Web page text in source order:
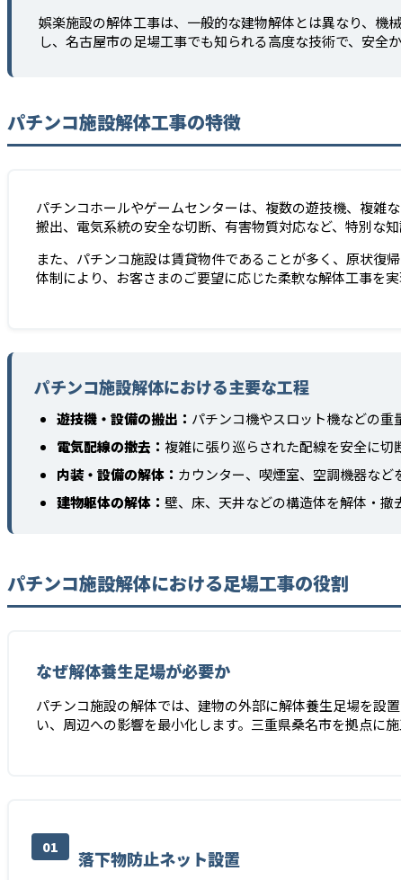
娯楽施設の解体工事は、一般的な建物解体とは異なり、機
し、名古屋市の足場工事でも知られる高度な技術で、安全
パチンコ施設解体工事の特徴
パチンコホールやゲームセンターは、複数の遊技機、複雑
搬出、電気系統の安全な切断、有害物質対応など、特別な知
また、パチンコ施設は賃貸物件であることが多く、原状復
体制により、お客さまのご要望に応じた柔軟な解体工事を実
パチンコ施設解体における主要な工程
遊技機・設備の搬出： パチンコ機やスロット機などの重
電気配線の撤去： 複雑に張り巡らされた配線を安全に切
内装・設備の解体： カウンター、喫煙室、空調機器など
建物躯体の解体： 壁、床、天井などの構造体を解体・撤
パチンコ施設解体における足場工事の役割
なぜ解体養生足場が必要か
パチンコ施設の解体では、建物の外部に解体養生足場を設
い、周辺への影響を最小化します。三重県桑名市を拠点に
01 落下物防止ネット設置